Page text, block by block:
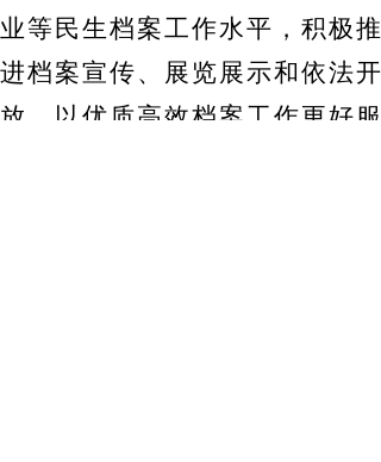
业等民生档案工作水平，积极推
进档案宣传、展览展示和依法开
放，以优质高效档案工作更好服